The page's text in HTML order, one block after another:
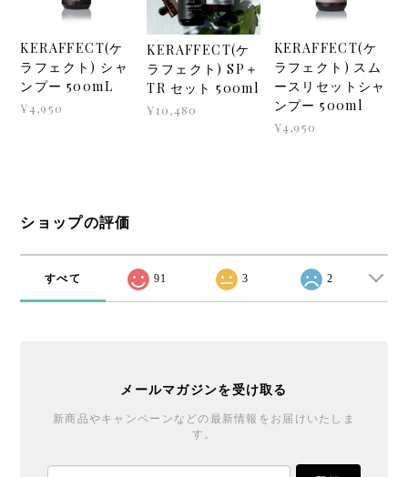
KERAFFECT(ケ
ラフェクト) シャ
ンプー 500mL
¥4,950
KERAFFECT(ケ
ラフェクト) SP＋
TR セット 500ml
¥10,480
KERAFFECT(ケ
ラフェクト) スム
ースリセットシャ
ンプー 500ml
¥4,950
ショップの評価
すべて 91 3 2
メールマガジンを受け取る
新商品やキャンペーンなどの最新情報をお届けいたしま
す。